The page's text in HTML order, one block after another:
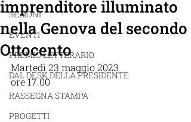
SEZIONI
EVENTI
PREMIO LETTERARIO
DAL DESK DELLA PRESIDENTE
RASSEGNA STAMPA
PROGETTI
imprenditore illuminato
nella Genova del secondo
Ottocento
Martedì 23 maggio 2023
ore 17.00